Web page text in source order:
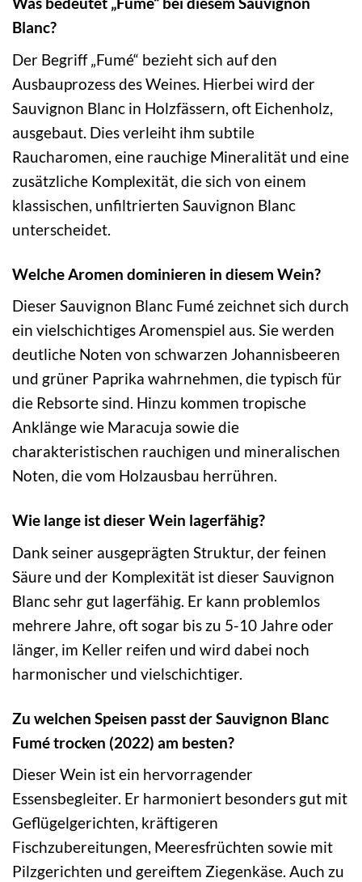
Blanc?
Der Begriff „Fumé“ bezieht sich auf den
Ausbauprozess des Weines. Hierbei wird der
Sauvignon Blanc in Holzfässern, oft Eichenholz,
ausgebaut. Dies verleiht ihm subtile
Raucharomen, eine rauchige Mineralität und eine
zusätzliche Komplexität, die sich von einem
klassischen, unfiltrierten Sauvignon Blanc
unterscheidet.
Welche Aromen dominieren in diesem Wein?
Dieser Sauvignon Blanc Fumé zeichnet sich durch
ein vielschichtiges Aromenspiel aus. Sie werden
deutliche Noten von schwarzen Johannisbeeren
und grüner Paprika wahrnehmen, die typisch für
die Rebsorte sind. Hinzu kommen tropische
Anklänge wie Maracuja sowie die
charakteristischen rauchigen und mineralischen
Noten, die vom Holzausbau herrühren.
Wie lange ist dieser Wein lagerfähig?
Dank seiner ausgeprägten Struktur, der feinen
Säure und der Komplexität ist dieser Sauvignon
Blanc sehr gut lagerfähig. Er kann problemlos
mehrere Jahre, oft sogar bis zu 5-10 Jahre oder
länger, im Keller reifen und wird dabei noch
harmonischer und vielschichtiger.
Zu welchen Speisen passt der Sauvignon Blanc
Fumé trocken (2022) am besten?
Dieser Wein ist ein hervorragender
Essensbegleiter. Er harmoniert besonders gut mit
Geflügelgerichten, kräftigeren
Fischzubereitungen, Meeresfrüchten sowie mit
Pilzgerichten und gereiftem Ziegenkäse. Auch zu